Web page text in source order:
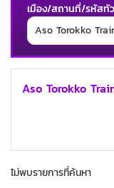
เมือง/สถานที่/รหัสทั
Aso Torokko
ไม่พบรายการที่ค้นหา